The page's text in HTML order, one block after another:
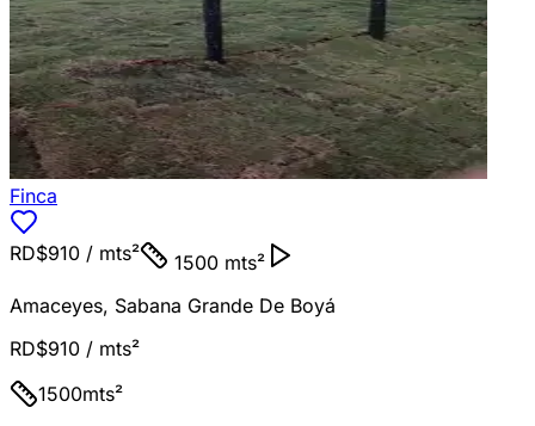
Finca
RD$910 / mts²
1500 mts²
Amaceyes, Sabana Grande De Boyá
RD$910 / mts²
1500mts²